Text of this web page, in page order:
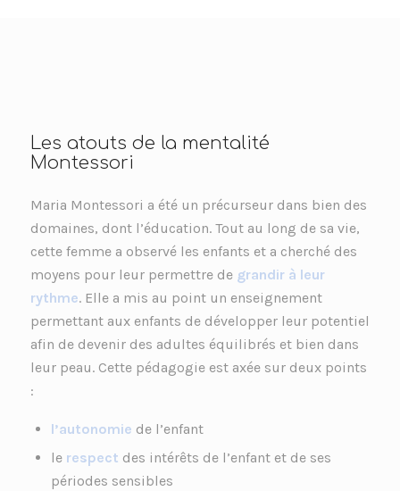
Les atouts de la mentalité
Montessori
Maria Montessori a été un précurseur dans bien des
domaines, dont l’éducation. Tout au long de sa vie,
cette femme a observé les enfants et a cherché des
moyens pour leur permettre de grandir à leur
rythme. Elle a mis au point un enseignement
permettant aux enfants de développer leur potentiel
afin de devenir des adultes équilibrés et bien dans
leur peau. Cette pédagogie est axée sur deux points
:
l’autonomie de l’enfant
le respect des intérêts de l’enfant et de ses
périodes sensibles